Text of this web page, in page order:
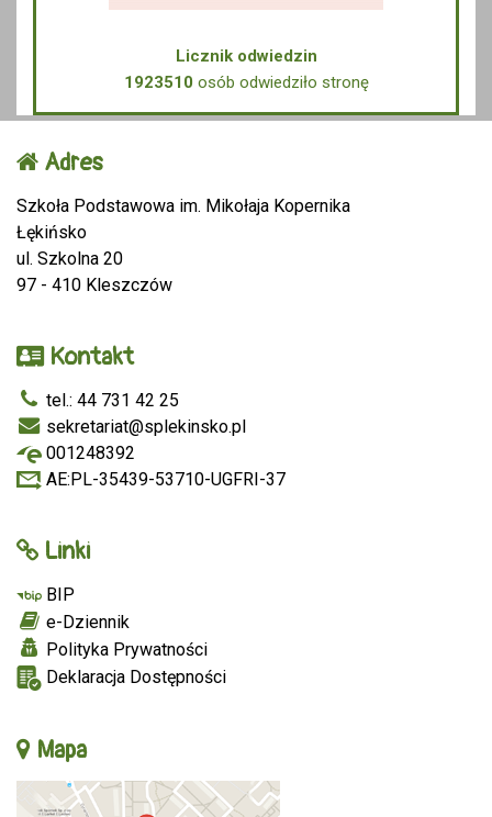
Licznik odwiedzin
1923510osób odwiedziło stronę
Adres
Szkoła Podstawowa im. Mikołaja Kopernika
Łękińsko
ul. Szkolna 20
97 - 410 Kleszczów
Kontakt
tel.: 44 731 42 25
sekretariat@splekinsko.pl
001248392
AE:PL-35439-53710-UGFRI-37
Linki
BIP
e-Dziennik
Polityka Prywatności
Deklaracja Dostępności
Mapa